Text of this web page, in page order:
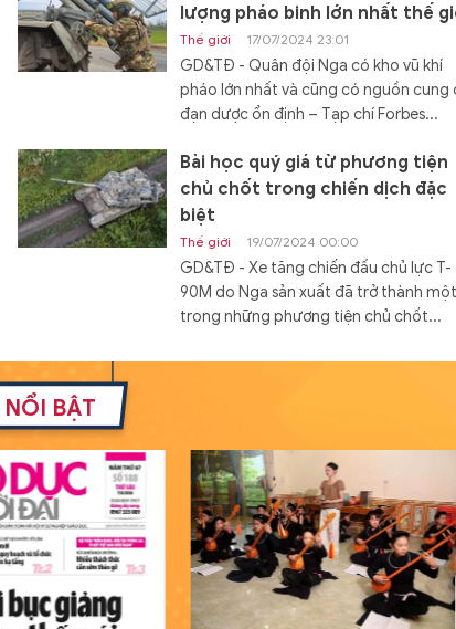
lượng pháo binh lớn nhất thế
Thế giới 17/07/2024 23:01
GD&TĐ - Quân đội Nga có kho vũ khí
pháo lớn nhất và cũng có nguồn cung
đạn dược ổn định – Tạp chí Forbes...
Bài học quý giá từ phương tiện
chủ chốt trong chiến dịch đặc
biệt
Thế giới 19/07/2024 00:00
GD&TĐ - Xe tăng chiến đấu chủ lực T-
90M do Nga sản xuất đã trở thành một
trong những phương tiện chủ chốt...
Đóng hàng loạt tàu đổ bộ Dự
án 11711 mang lại khả năng tác chiến
hơn cho Hải quân Nga.
Nam sinh người Tày đỗ đầu khối
A01 tỉnh Lạng Sơn từng bỏ
loại HSG quốc gia
Học đường 20/07/2024 00:04
BẬT